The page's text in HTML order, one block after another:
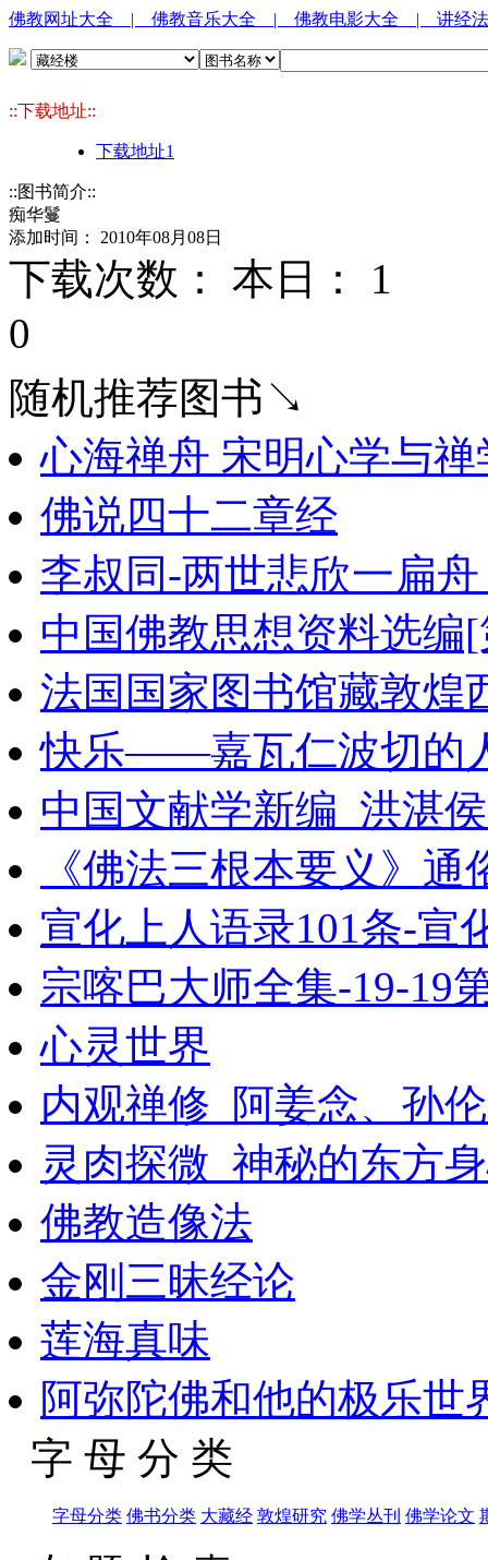
佛教网址大全 | 佛教音乐大全 | 佛教电影大全 | 讲经
::下载地址::
下载地址1
::图书简介::
痴华鬘
添加时间： 2010年08月08日
下载次数： 本日： 1
0
随机推荐图书↘
心海禅舟 宋明心学与
佛说四十二章经
李叔同-两世悲欣一扁舟
中国佛教思想资料选编
法国国家图书馆藏敦煌
快乐——嘉瓦仁波切的
中国文献学新编_洪湛
《佛法三根本要义》通
宣化上人语录101条-宣
宗喀巴大师全集-19-19
心灵世界
内观禅修_阿姜念、孙
灵肉探微_神秘的东方
佛教造像法
金刚三昧经论
莲海真味
阿弥陀佛和他的极乐世
字 母 分 类
字母分类 佛书分类 大藏经 敦煌研究 佛学丛刊 佛学论文